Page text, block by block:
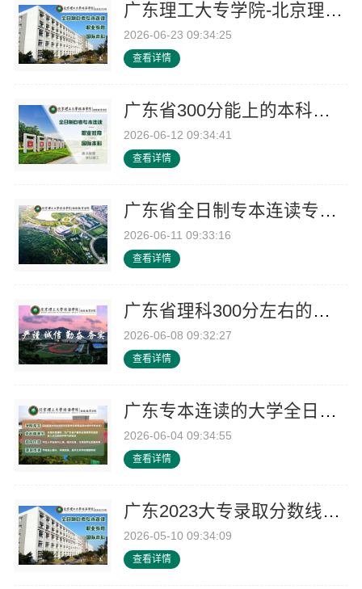
广东理工大专学院-北京理工大学珠海学院继教院
2026-06-23 09:34:25
查看详情
广东省300分能上的本科大学招生专业-北京理工大学珠海学院继教院
2026-06-12 09:34:41
查看详情
广东省全日制专本连读专科学校-北京理工大学珠海学院继教院
2026-06-11 09:33:16
查看详情
广东省理科300分左右的大学招生要求-北京理工大学珠海学院继教院
2026-06-08 09:32:27
查看详情
广东专本连读的大学全日制哪个好-北京理工大学珠海学院继续教育学院
2026-06-04 09:34:55
查看详情
广东2023大专录取分数线学费贵不贵-北京理工大学珠海学院继续教育学院
2026-05-10 09:34:09
查看详情